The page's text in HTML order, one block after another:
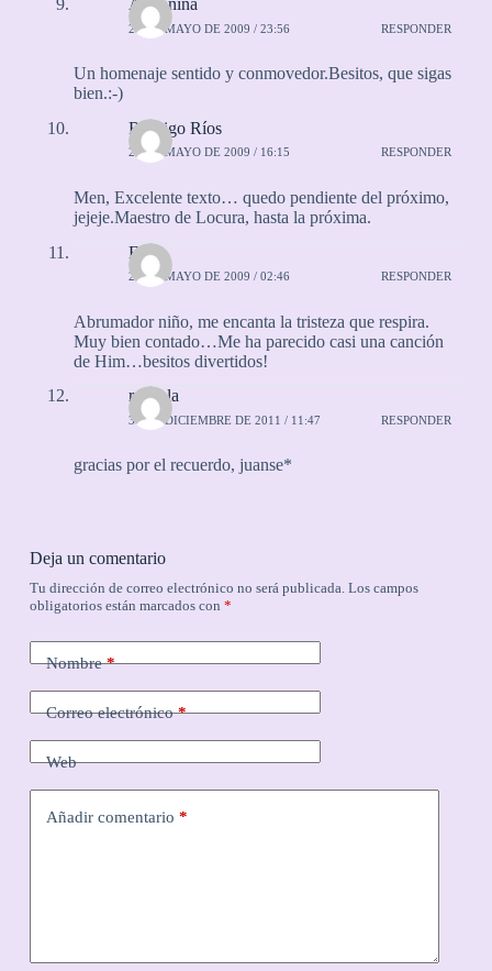
Adrianina
25 DE MAYO DE 2009 / 23:56 RESPONDER
Un homenaje sentido y conmovedor.Besitos, que sigas
bien.:-)
Rodrigo Ríos
26 DE MAYO DE 2009 / 16:15 RESPONDER
Men, Excelente texto… quedo pendiente del próximo,
jejeje.Maestro de Locura, hasta la próxima.
Elisa
28 DE MAYO DE 2009 / 02:46 RESPONDER
Abrumador niño, me encanta la tristeza que respira.
Muy bien contado…Me ha parecido casi una canción
de Him…besitos divertidos!
rayuela
30 DE DICIEMBRE DE 2011 / 11:47 RESPONDER
gracias por el recuerdo, juanse*
Deja un comentario
Tu dirección de correo electrónico no será publicada. Los campos
obligatorios están marcados con *
Nombre*
Correo electrónico*
Web
Añadir comentario *